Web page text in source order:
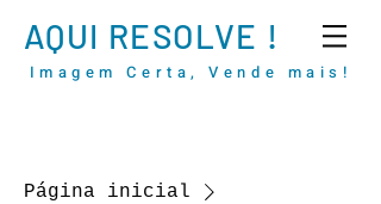
AQUI RESOLVE !
Imagem Certa, Vende mais!
Página inicial